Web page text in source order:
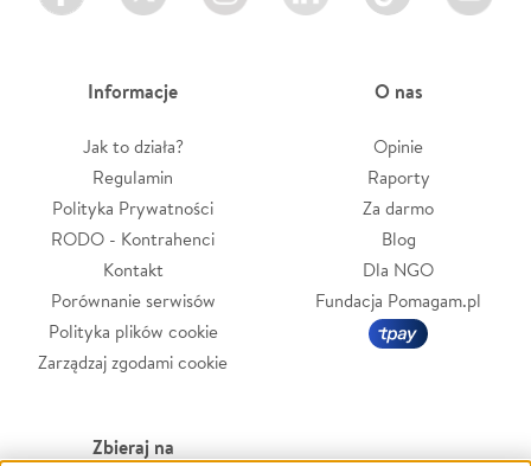
Informacje
Jak to działa?
Regulamin
Polityka Prywatności
RODO - Kontrahenci
Kontakt
Porównanie serwisów
Polityka plików cookie
Zarządzaj zgodami cookie
O nas
Opinie
Raporty
Za darmo
Blog
Dla NGO
Fundacja Pomagam.pl
Zbieraj na